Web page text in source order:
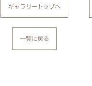
ギャラリートップへ
一覧に戻る